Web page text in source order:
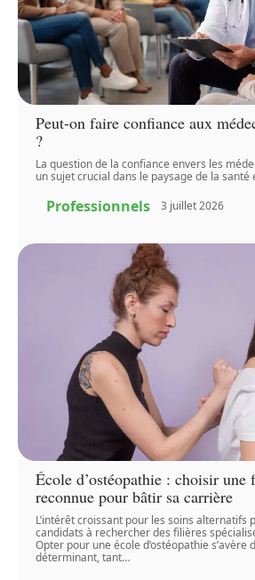
Peut-on faire confiance aux
?
La question de la confiance envers les
un sujet crucial dans le paysage de la santé
Professionnels 3 juillet 2026
École d’ostéopathie : choisir une
reconnue pour bâtir sa carrière
L’intérêt croissant pour les soins alternatifs
candidats à rechercher des filières
Opter pour une école d’ostéopathie s’avère
déterminant, tant…